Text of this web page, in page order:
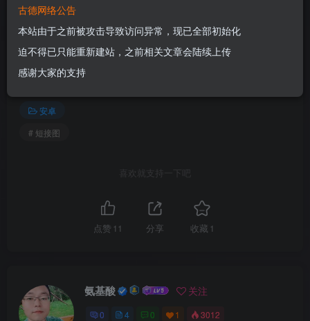
3若作商业用途，请联系原作者授权，若本站侵犯了您的权益请联系
文章版权归作者所有，未经允许请勿转载。
安卓
# 短接图
喜欢就支持一下吧
点赞 11 分享 收藏 1
氨基酸 关注
0 4 0 1 3012
古德网络公告
本站由于之前被攻击导致访问异常，现已全部初始化
迫不得已只能重新建站，之前相关文章会陆续上传
感谢大家的支持